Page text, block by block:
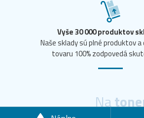
Vyše 30 000 produktov
Naše sklady sú plné produktov
tovaru 100% zodpovedá
Na